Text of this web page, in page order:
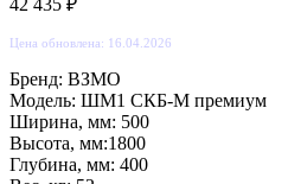
42 435 ₽
Цена обновлена: 16.04.2026
Бренд: ВЗМО
Модель: ШМ1 СКБ-М премиум
Ширина, мм: 500
Высота, мм:1800
Глубина, мм: 400